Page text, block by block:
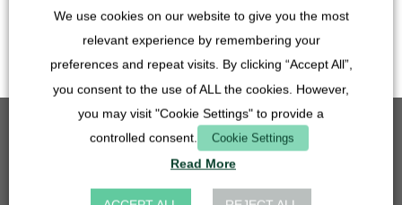
Szállítási idő:
1-3 munkanap
Szállítási idő:
1-3 munkanap
LEGJOBB ELADÁS
5,90€
We use cookies on our website to give you the most
relevant experience by remembering your
preferences and repeat visits. By clicking “Accept All”,
you consent to the use of ALL the cookies. However,
you may visit "Cookie Settings" to provide a
controlled consent.
Cookie Settings
Read More